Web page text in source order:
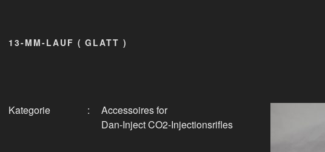
13-MM-LAUF ( GLATT )
Kategorie :
Accessoires for
Dan-Inject CO2-Injectionsrifles